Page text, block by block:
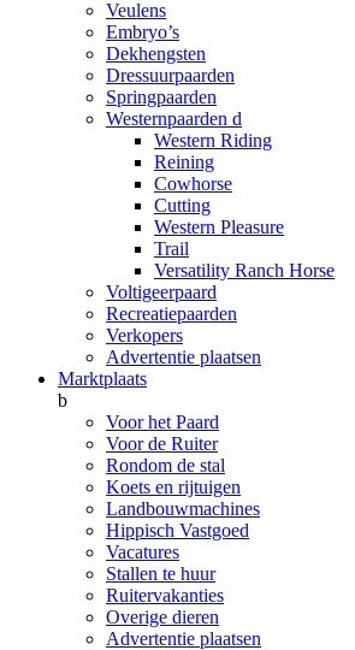
Veulens
Embryo’s
Dekhengsten
Dressuurpaarden
Springpaarden
Westernpaarden d
Western Riding
Reining
Cowhorse
Cutting
Western Pleasure
Trail
Versatility Ranch Horse
Voltigeerpaard
Recreatiepaarden
Verkopers
Advertentie plaatsen
Marktplaats
b
Voor het Paard
Voor de Ruiter
Rondom de stal
Koets en rijtuigen
Landbouwmachines
Hippisch Vastgoed
Vacatures
Stallen te huur
Ruitervakanties
Overige dieren
Advertentie plaatsen